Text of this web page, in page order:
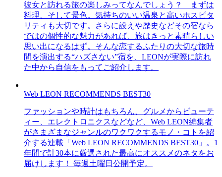
彼女と訪れる旅の楽しみってなんでしょう？ まずは
料理、そして景色。気持ちのいい温泉と高いホスピタ
リティも大切です。さらに設えや歴史などその宿なら
ではの個性的な魅力があれば、旅はきっと素晴らしい
思い出になるはず。そんな恋するふたりの大切な旅時
間を演出する“ハズさない”宿を、LEONが実際に訪れ
た中から自信をもってご紹介します。
Web LEON RECOMMENDS BEST30
ファッションや時計はもちろん、グルメからビューテ
ィー、エレクトロニクスなどなど、Web LEON編集者
がさまざまなジャンルのワクワクするモノ・コトを紹
介する連載「Web LEON RECOMMENDS BEST30」。1
年間で計30本に厳選された最高にオススメのネタをお
届けします！ 毎週土曜日公開予定。